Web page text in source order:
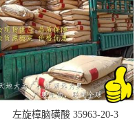
左旋樟脑磺酸 35963-20-3